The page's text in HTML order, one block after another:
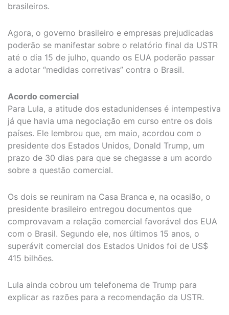
brasileiros.
Agora, o governo brasileiro e empresas prejudicadas
poderão se manifestar sobre o relatório final da USTR
até o dia 15 de julho, quando os EUA poderão passar
a adotar “medidas corretivas” contra o Brasil.
Acordo comercial
Para Lula, a atitude dos estadunidenses é intempestiva
já que havia uma negociação em curso entre os dois
países. Ele lembrou que, em maio, acordou com o
presidente dos Estados Unidos, Donald Trump, um
prazo de 30 dias para que se chegasse a um acordo
sobre a questão comercial.
Os dois se reuniram na Casa Branca e, na ocasião, o
presidente brasileiro entregou documentos que
comprovavam a relação comercial favorável dos EUA
com o Brasil. Segundo ele, nos últimos 15 anos, o
superávit comercial dos Estados Unidos foi de US$
415 bilhões.
Lula ainda cobrou um telefonema de Trump para
explicar as razões para a recomendação da USTR.